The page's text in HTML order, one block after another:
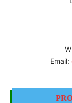
Email: